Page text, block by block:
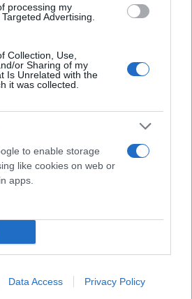
processing my
Advertising.
Collection, Use,
or Sharing of my
Is Unrelated with the
it was collected.
to enable storage
like cookies on web or
apps.
Data Access Privacy Policy
το βρέφος τους σε
- Εντοπίστηκε με
συλληφθεί με την κατηγορίας της
κίνδυνο.
Συντακτική
Flash.gr